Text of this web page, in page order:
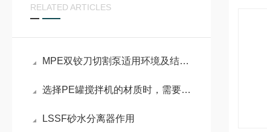
RELATED ARTICLES
MPE双铰刀切割泵适用环境及结构原理
选择PE罐搅拌机的材质时，需要考虑以下几个关键因素
LSSF砂水分离器作用